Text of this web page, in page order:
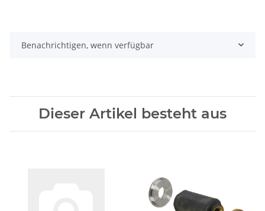
Benachrichtigen, wenn verfügbar
Dieser Artikel besteht aus